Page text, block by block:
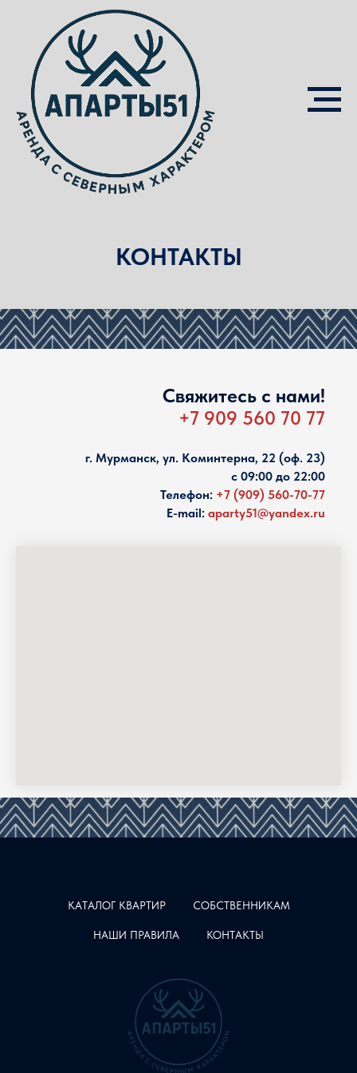
КОНТАКТЫ
Свяжитесь с нами!
+7 909 560 70 77
г. Мурманск, ул. Коминтерна, 22 (оф. 23)
с 09:00 до 22:00
Телефон: +7 (909) 560-70-77
E-mail: aparty51@yandex.ru
КАТАЛОГ КВАРТИР СОБСТВЕННИКАМ
НАШИ ПРАВИЛА КОНТАКТЫ